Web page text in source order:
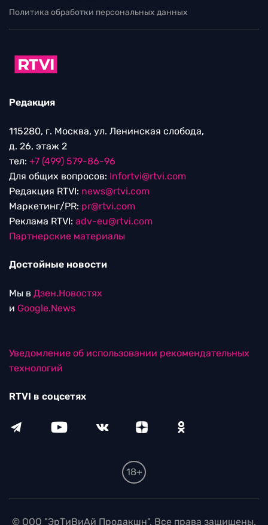
Политика обработки персональных данных
Редакция
115280, г. Москва, ул. Ленинская слобода,
д. 26, этаж 2
тел: +7 (499) 579-86-96
Для общих вопросов: Infortvi@rtvi.com
Редакция RTVI: news@rtvi.com
Маркетинг/PR: pr@rtvi.com
Реклама RTVI: adv-eu@rtvi.com
Партнерские материалы
Достойные новости
Мы в Дзен.Новостях
и Google.News
Уведомление об использовании рекомендательных
технологий
RTVI в соцсетях
18+
© ООО "ЭрТиВиАй Продакшн". Все права защищены.